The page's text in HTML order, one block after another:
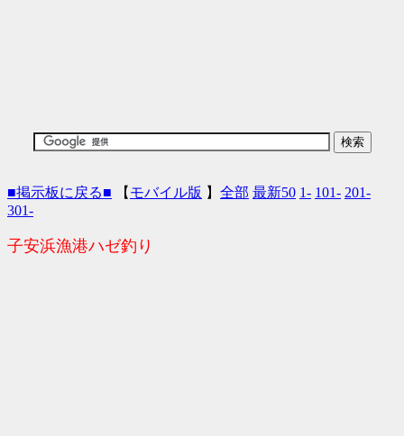
■掲示板に戻る■ 【 モバイル版 】 全部 最新50 1- 101- 201-
301-
子安浜漁港ハゼ釣り